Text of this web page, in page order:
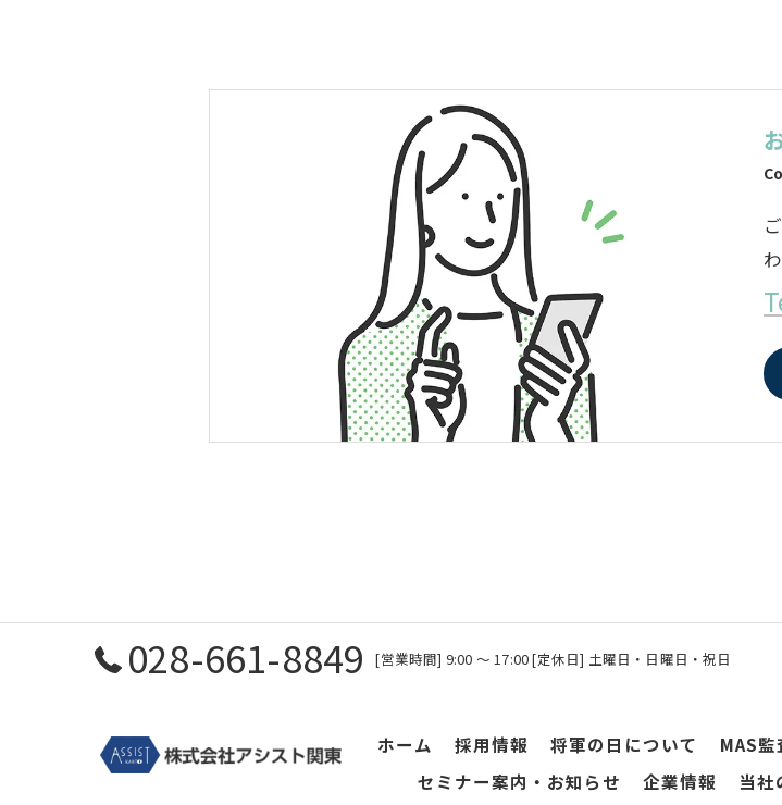
028-661-8849 [営業時間] 9:00 〜 17:00 [定休日] 土曜日・日曜日・祝日
ホーム 採用情報 将軍の日について MAS
セミナー案内・お知らせ
企業情報 当社